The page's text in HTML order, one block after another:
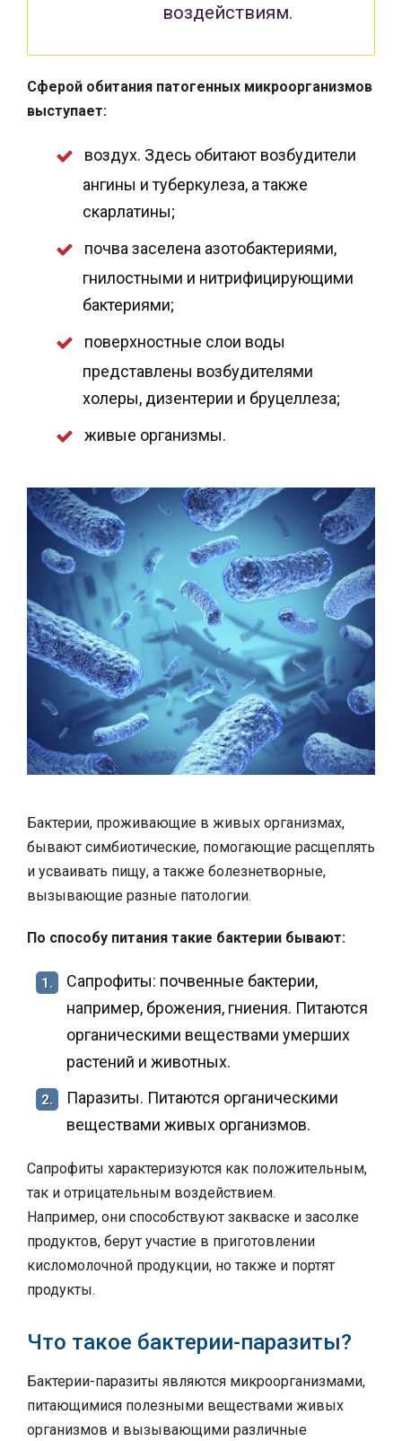
воздействиям.
Сферой обитания патогенных микроорганизмов
выступает:
воздух. Здесь обитают возбудители
ангины и туберкулеза, а также
скарлатины;
почва заселена азотобактериями,
гнилостными и нитрифицирующими
бактериями;
поверхностные слои воды
представлены возбудителями
холеры, дизентерии и бруцеллеза;
живые организмы.
Бактерии, проживающие в живых организмах,
бывают симбиотические, помогающие расщеплять
и усваивать пищу, а также болезнетворные,
вызывающие разные патологии.
По способу питания такие бактерии бывают:
1.
Сапрофиты: почвенные бактерии,
например, брожения, гниения. Питаются
органическими веществами умерших
растений и животных.
2.
Паразиты. Питаются органическими
веществами живых организмов.
Сапрофиты характеризуются как положительным,
так и отрицательным воздействием.
Например, они способствуют закваске и засолке
продуктов, берут участие в приготовлении
кисломолочной продукции, но также и портят
продукты.
Что такое бактерии-паразиты?
Бактерии-паразиты являются микроорганизмами,
питающимися полезными веществами живых
организмов и вызывающими различные